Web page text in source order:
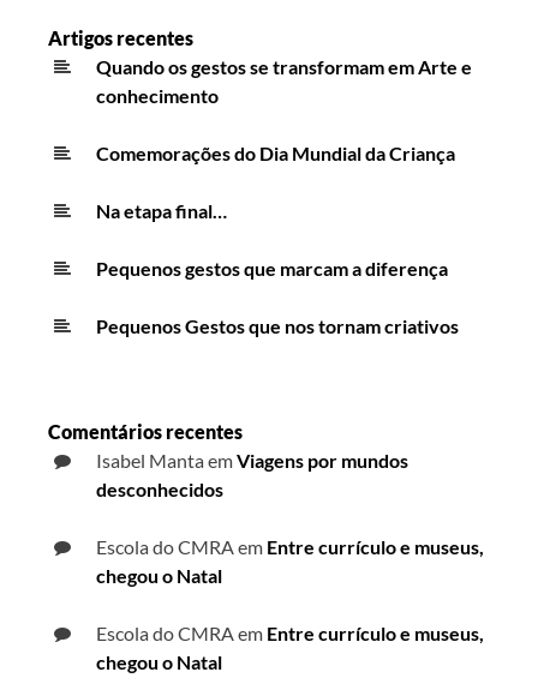
Artigos recentes
Quando os gestos se transformam em Arte e
conhecimento
Comemorações do Dia Mundial da Criança
Na etapa final…
Pequenos gestos que marcam a diferença
Pequenos Gestos que nos tornam criativos
Comentários recentes
Isabel MantaemViagens por mundos
desconhecidos
Escola do CMRA em Entre currículo e museus,
chegou o Natal
Escola do CMRA em Entre currículo e museus,
chegou o Natal